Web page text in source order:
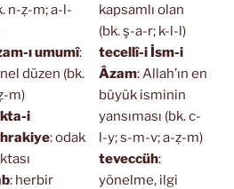
n-ẓ-m; a-l-
ı umumî:
düzen (bk.
m)
i
: odak
: herbir
kapsamlı olan
(bk. ş-a-r; k-l-l)
tecellî-i İsm-i
Âzam: Allah’ın en
büyük isminin
yansıması (bk. c-
l-y; s-m-v; a-ẓ-m)
teveccüh:
yönelme, ilgi